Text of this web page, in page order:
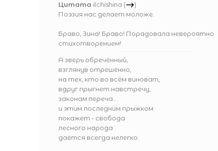
Цитата ilchishina (
)
Поэзия нас делает моложе.
Браво, Зина! Браво! Порадовала невероятно
стихотворением!
А зверь обречённый,
взглянув отрешённо,
на тех, кто во всём виноват,
вдруг прыгнет навстречу,
законам переча...
и этим последним прыжком
покажет - свобода
лесного народа
даётся всегда нелегко.